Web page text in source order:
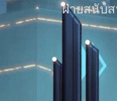
ฝ่ายสนับ